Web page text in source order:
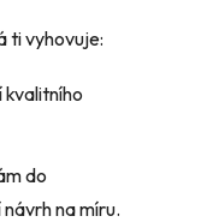
ti vyhovuje:
kvalitního
do
na míru.